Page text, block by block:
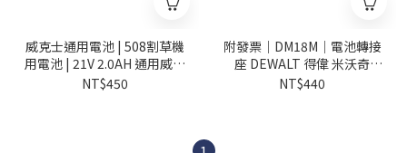
威克士通用電池 | 508割草機
用電池 | 21V 2.0AH 通用威克
士插腳 508割草機用
NT$450
附發票｜DM18M｜電池轉接
座 DEWALT 得偉 米沃奇
makita 牧田 電源轉換器
NT$440